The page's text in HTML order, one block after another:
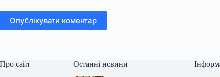
Опублікувати коментар
Про сайт Останні новини